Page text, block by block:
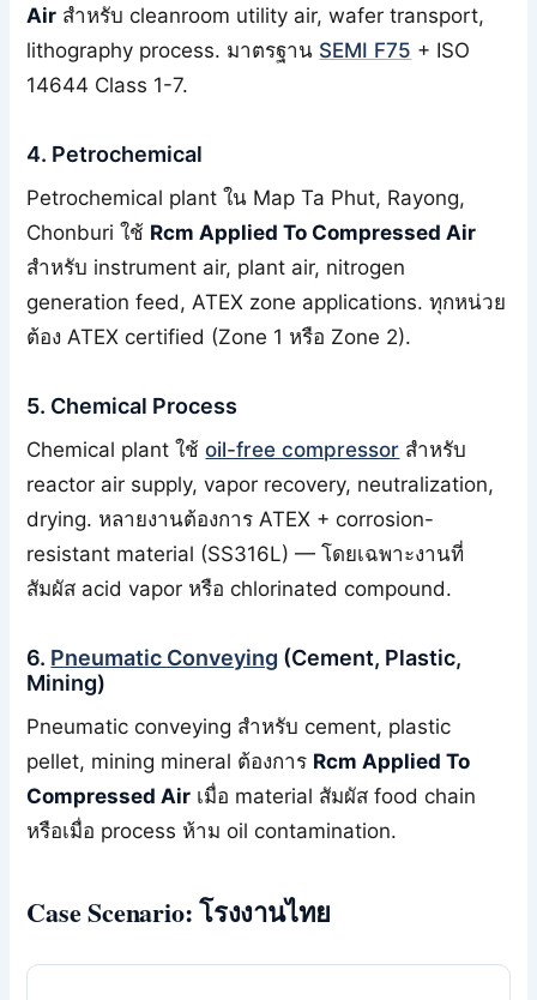
Air สำหรับ cleanroom utility air, wafer transport,
lithography process. มาตรฐาน SEMI F75 + ISO
14644 Class 1-7.
4. Petrochemical
Petrochemical plant ใน Map Ta Phut, Rayong,
Chonburi ใช้ Rcm Applied To Compressed Air
สำหรับ instrument air, plant air, nitrogen
generation feed, ATEX zone applications. ทุกหน่วย
ต้อง ATEX certified (Zone 1 หรือ Zone 2).
5. Chemical Process
Chemical plant ใช้oil-free compressor สำหรับ
reactor air supply, vapor recovery, neutralization,
drying. หลายงานต้องการ ATEX + corrosion-
resistant material (SS316L) — โดยเฉพาะงานที่
สัมผัส acid vapor หรือ chlorinated compound.
6. Pneumatic Conveying (Cement, Plastic,
Mining)
Pneumatic conveying สำหรับ cement, plastic
pellet, mining mineral ต้องการ Rcm Applied To
Compressed Air เมื่อ material สัมผัส food chain
หรือเมื่อ process ห้าม oil contamination.
Case Scenario: โรงงานไทย